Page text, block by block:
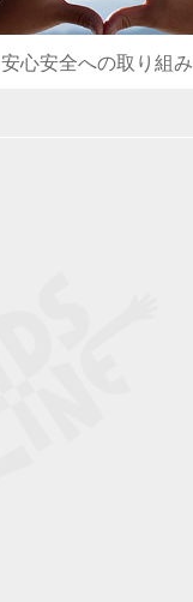
安心安全への取り組み